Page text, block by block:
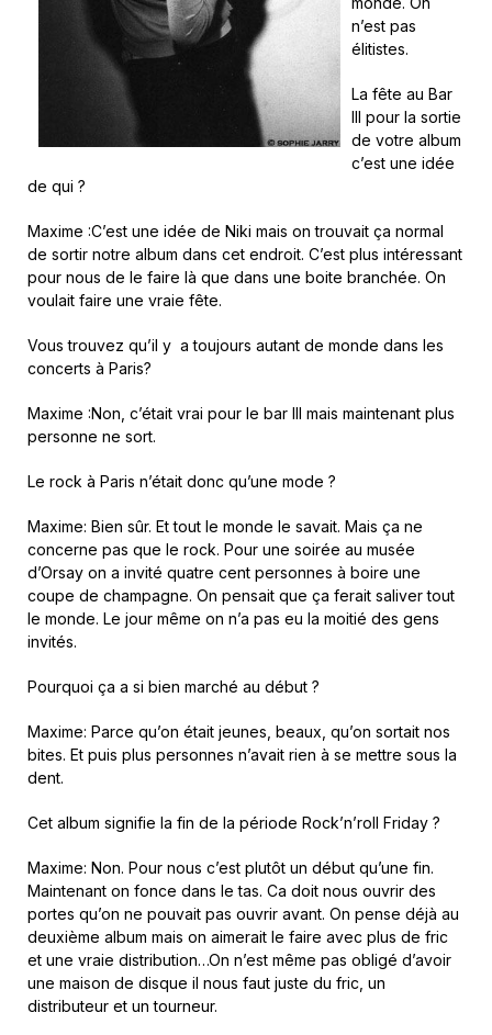
n’est pas
élitistes.
La fête au Bar
III pour la sortie
de votre album
c’est une idée
de qui ?
Maxime :C’est une idée de Niki mais on trouvait ça normal
de sortir notre album dans cet endroit. C’est plus intéressant
pour nous de le faire là que dans une boite branchée. On
voulait faire une vraie fête.
Vous trouvez qu’il y a toujours autant de monde dans les
concerts à Paris?
Maxime :Non, c’était vrai pour le bar III mais maintenant plus
personne ne sort.
Le rock à Paris n’était donc qu’une mode ?
Maxime: Bien sûr. Et tout le monde le savait. Mais ça ne
concerne pas que le rock. Pour une soirée au musée
d’Orsay on a invité quatre cent personnes à boire une
coupe de champagne. On pensait que ça ferait saliver tout
le monde. Le jour même on n’a pas eu la moitié des gens
invités.
Pourquoi ça a si bien marché au début ?
Maxime: Parce qu’on était jeunes, beaux, qu’on sortait nos
bites. Et puis plus personnes n’avait rien à se mettre sous la
dent.
Cet album signifie la fin de la période Rock’n’roll Friday ?
Maxime: Non. Pour nous c’est plutôt un début qu’une fin.
Maintenant on fonce dans le tas. Ca doit nous ouvrir des
portes qu’on ne pouvait pas ouvrir avant. On pense déjà au
deuxième album mais on aimerait le faire avec plus de fric
et une vraie distribution…On n’est même pas obligé d’avoir
une maison de disque il nous faut juste du fric, un
distributeur et un tourneur.